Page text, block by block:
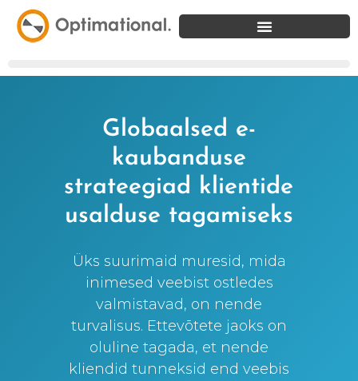
Globaalsed e-
kaubanduse
strateegiad klientide
usalduse tagamiseks
Üks suurimaid muresid, mida
inimesed veebist ostledes
valmistavad, on nende
turvalisus. Ettevõtete jaoks on
oluline tagada, et nende
kliendid tunneksid end veebis